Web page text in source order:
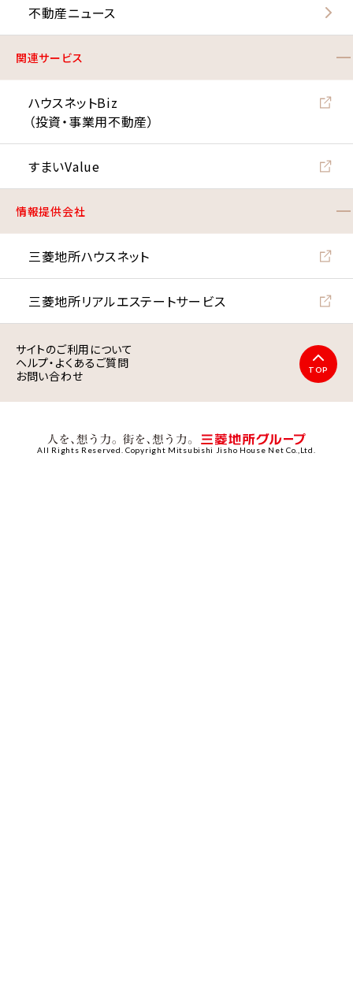
不動産ニュース
関連サービス
ハウスネットBiz
（投資・事業用不動産）
すまいValue
情報提供会社
三菱地所ハウスネット
三菱地所リアルエステートサービス
サイトのご利用について
ヘルプ・よくあるご質問
お問い合わせ
TOP
All Rights Reserved. Copyright Mitsubishi Jisho House Net Co.,Ltd.